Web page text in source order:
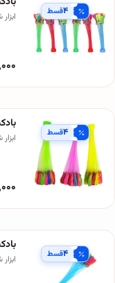
۴قسط
۴قسط
۴قسط